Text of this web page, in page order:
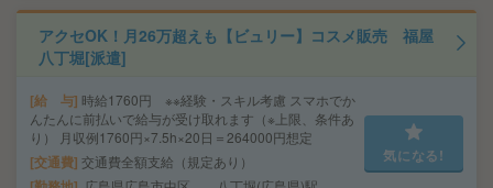
アクセOK！月26万超えも【ビュリー】コスメ販売 福屋
八丁堀[派遣]
給 与 時給1760円 ※※経験・スキル考慮 スマホでか
んたんに前払いで給与が受け取れます（※上限、条件あ
り） 月収例1760円×7.5h×20日＝264000円想定
交通費 交通費全額支給（規定あり） 気になる!